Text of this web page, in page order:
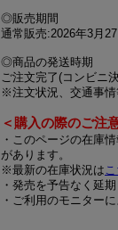
◎販売期間
通常販売:2026年3月
◎商品の発送時期
ご注文完了(コンビニ
※注文状況、交通事情
＜購入の際のご注
・このページの在庫
があります。
※最新の在庫状況は
・発売を予告なく延
・ご利用のモニター